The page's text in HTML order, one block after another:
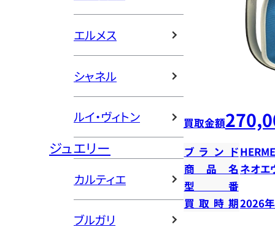
エルメス
シャネル
ルイ・ヴィトン
ジュエリー
カルティエ
ブルガリ
買取金額
ブランド
商品名 ネオエ
型番
買取時期2026